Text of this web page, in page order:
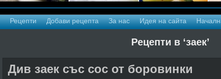
Рецепти Добави рецепта За нас Идея на сайта
Рецепти в ‘заек’
Див заек със сос от боровинки